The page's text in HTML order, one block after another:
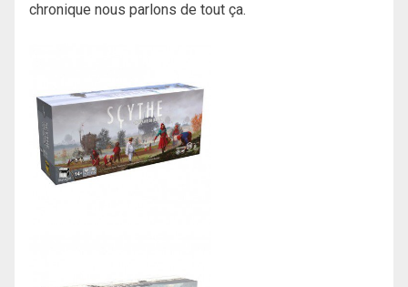
chronique nous parlons de tout ça.